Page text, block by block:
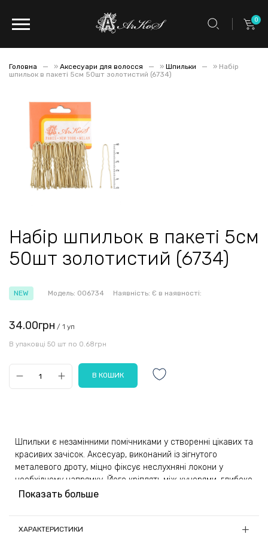
0
Головна » Аксесуари для волосся » Шпильки » Набір
шпильок в пакеті 5см 50шт золотистий (6734)
Набір шпильок в пакеті 5см
50шт золотистий (6734)
NEW Модель: 006734 Наявність: Є в наявності:
34.00грн / 1 уп
В упаковці 50 шт по 0.68грн
Шпильки є незамінними помічниками у створенні цікавих та
красивих зачісок. Аксесуар, виконаний із зігнутого
металевого дроту, міцно фіксує неслухняні локони у
необхідному напрямку. Його кріплять між кучерями, глибоко
проштовхуючи вперед, тому виріб не виділяється на
Зовні шпильки нагадують довгу підкову, на поверхні якої є
Показать больше
ХАРАКТЕРИСТИКИ